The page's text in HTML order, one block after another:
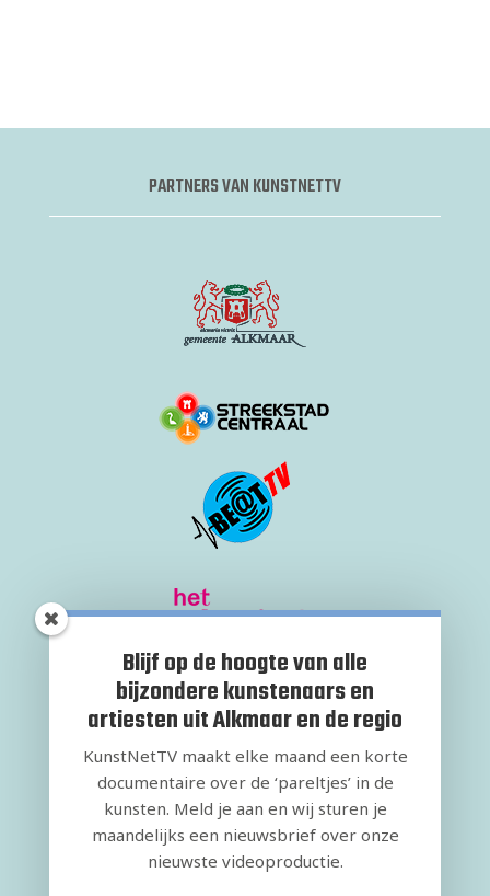
PARTNERS VAN KUNSTNETTV
Blijf op de hoogte van alle
bijzondere kunstenaars en
artiesten uit Alkmaar en de regio
KunstNetTV maakt elke maand een korte
documentaire over de ‘pareltjes’ in de
kunsten. Meld je aan en wij sturen je
maandelijks een nieuwsbrief over onze
nieuwste videoproductie.